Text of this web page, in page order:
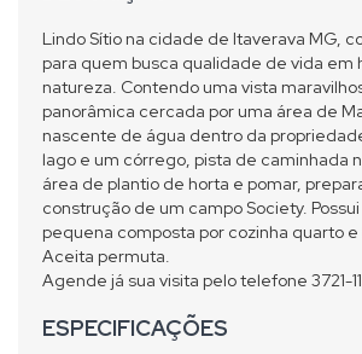
DESCRIÇÃO
Lindo Sítio na cidade de Itaverava MG,
para quem busca qualidade de vida em
natureza. Contendo uma vista
panorâmica cercada por uma área de
nascente de água dentro da
lago e um córrego, pista de caminhada
área de plantio de horta e pomar,
construção de um campo Society. Possui
pequena composta por cozinha quarto e
Aceita permuta.
Agende já sua visita pelo telefone 3721-